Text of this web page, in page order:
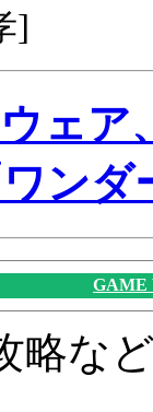
]
ェア
ンダ
GAME
略な